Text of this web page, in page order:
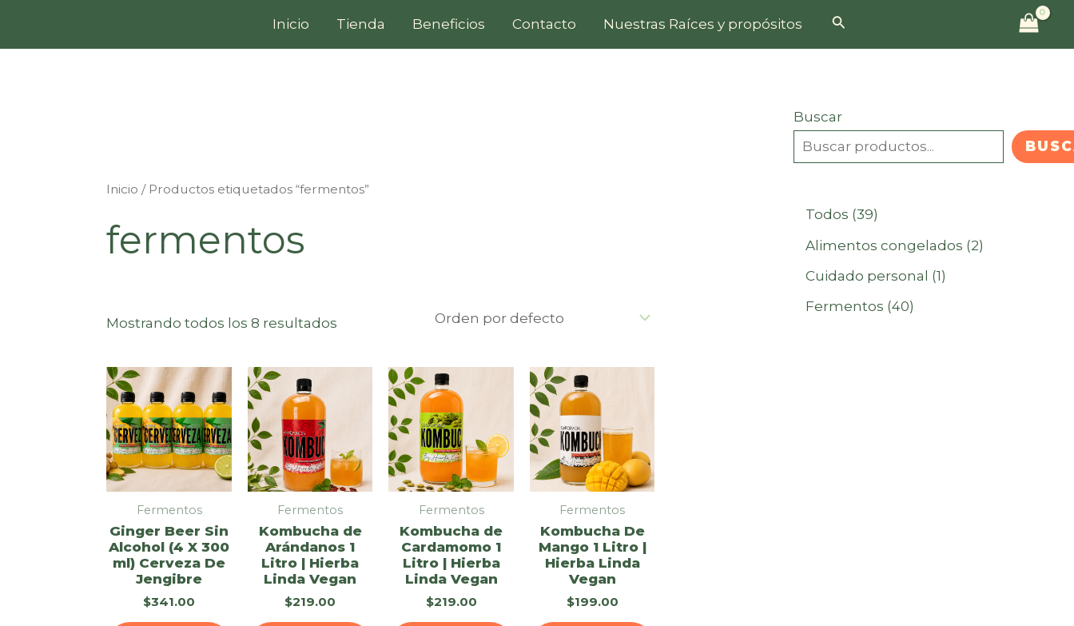
Inicio Tienda Beneficios Contacto Nuestras Raíces y propósitos Buscar
Inicio / Productos etiquetados “fermentos”
fermentos
Mostrando todos los 8 resultados
Fermentos
Ginger Beer Sin
Alcohol (4 X 300
ml) Cerveza De
Jengibre
$341.00
Fermentos
Kombucha de
Arándanos 1
Litro | Hierba
Linda Vegan
$219.00
Fermentos
Kombucha de
Cardamomo 1
Litro | Hierba
Linda Vegan
$219.00
Fermentos
Kombucha De
Mango 1 Litro |
Hierba Linda
Vegan
$199.00
Buscar
Todos 393
9
Alimentos congelados 22
Cuidado personal 11
Fermentos 404